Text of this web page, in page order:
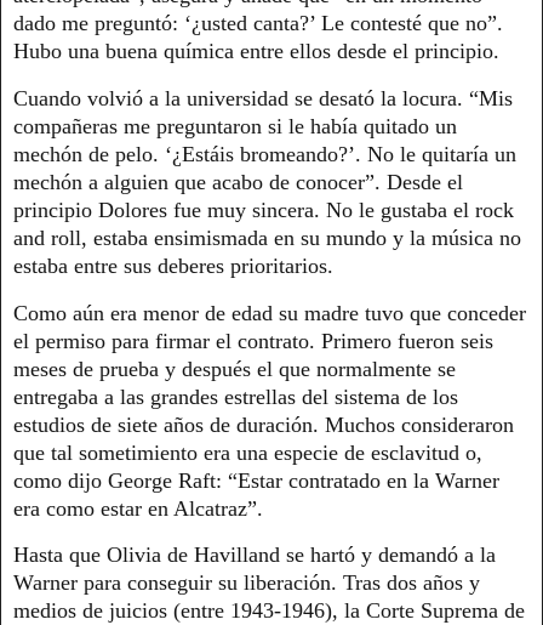
dado me preguntó: ‘¿usted canta?’ Le contesté que no”.
Hubo una buena química entre ellos desde el principio.
Cuando volvió a la universidad se desató la locura. “Mis
compañeras me preguntaron si le había quitado un
mechón de pelo. ‘¿Estáis bromeando?’. No le quitaría un
mechón a alguien que acabo de conocer”. Desde el
principio Dolores fue muy sincera. No le gustaba el rock
and roll, estaba ensimismada en su mundo y la música no
estaba entre sus deberes prioritarios.
Como aún era menor de edad su madre tuvo que conceder
el permiso para firmar el contrato. Primero fueron seis
meses de prueba y después el que normalmente se
entregaba a las grandes estrellas del sistema de los
estudios de siete años de duración. Muchos consideraron
que tal sometimiento era una especie de esclavitud o,
como dijo George Raft: “Estar contratado en la Warner
era como estar en Alcatraz”.
Hasta que Olivia de Havilland se hartó y demandó a la
Warner para conseguir su liberación. Tras dos años y
medios de juicios (entre 1943-1946), la Corte Suprema de